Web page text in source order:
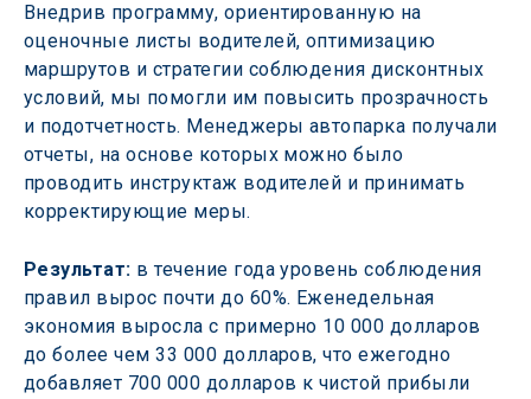
Внедрив программу, ориентированную на
оценочные листы водителей, оптимизацию
маршрутов и стратегии соблюдения дисконтных
условий, мы помогли им повысить прозрачность
и подотчетность. Менеджеры автопарка получали
отчеты, на основе которых можно было
проводить инструктаж водителей и принимать
корректирующие меры.
Результат: в течение года уровень соблюдения
правил вырос почти до 60%. Еженедельная
экономия выросла с примерно 10 000 долларов
до более чем 33 000 долларов, что ежегодно
добавляет 700 000 долларов к чистой прибыли